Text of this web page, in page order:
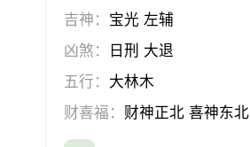
吉神： 宝光 左辅
凶煞：
日刑 大退
五行： 大林木
财喜福： 财神正北 喜神东北